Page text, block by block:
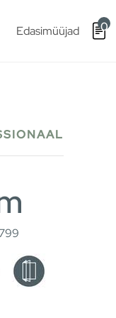
Edasimüüjad 0